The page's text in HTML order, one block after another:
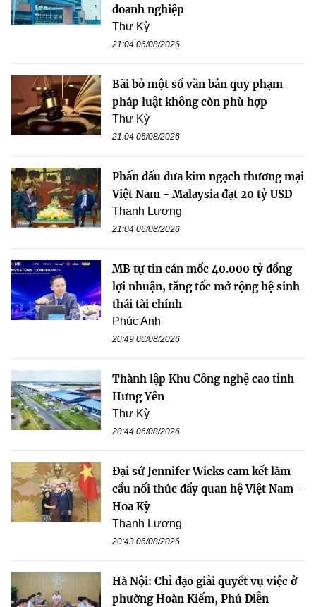
doanh nghiệp
Thư Kỳ
21:04 06/08/2026
Bãi bỏ một số văn bản quy phạm
pháp luật không còn phù hợp
Thư Kỳ
21:04 06/08/2026
Phấn đấu đưa kim ngạch thương mại
Việt Nam - Malaysia đạt 20 tỷ USD
Thanh Lương
21:04 06/08/2026
MB tự tin cán mốc 40.000 tỷ đồng
lợi nhuận, tăng tốc mở rộng hệ sinh
thái tài chính
Phúc Anh
20:49 06/08/2026
Thành lập Khu Công nghệ cao tỉnh
Hưng Yên
Thư Kỳ
20:44 06/08/2026
Đại sứ Jennifer Wicks cam kết làm
cầu nối thúc đẩy quan hệ Việt Nam -
Hoa Kỳ
Thanh Lương
20:43 06/08/2026
Hà Nội: Chỉ đạo giải quyết vụ việc ở
phường Hoàn Kiếm, Phú Diễn